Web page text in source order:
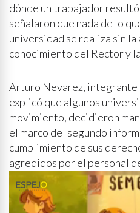
dónde un trabajador
señalaron que nada de lo
universidad se realiza sin
conocimiento del Rector y
Arturo Nevarez, integrante
explicó que algunos
movimiento, decidieron
el marco del segundo
cumplimiento de sus
agredidos por el personal